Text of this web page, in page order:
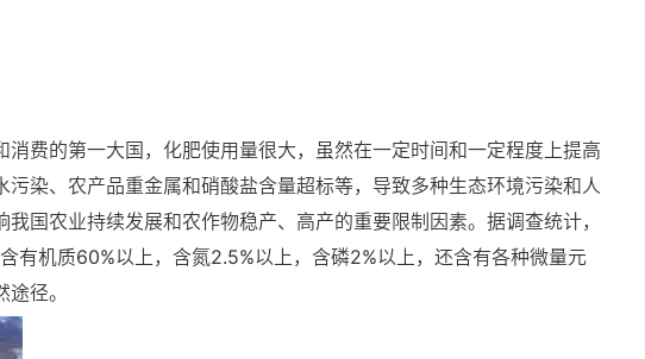
费的第一大国，化肥使用量很大，虽然在一定时间和一定程度上提高
染、农产品重金属和硝酸盐含量超标等，导致多种生态环境污染和人
国农业持续发展和农作物稳产、高产的重要限制因素。据调查统计，
有机质60%以上，含氮2.5%以上，含磷2%以上，还含有各种微量元
径。